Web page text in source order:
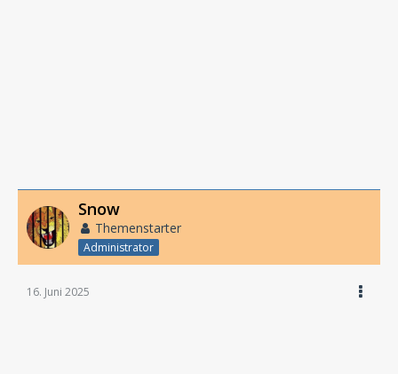
Snow
Themenstarter
Administrator
16. Juni 2025